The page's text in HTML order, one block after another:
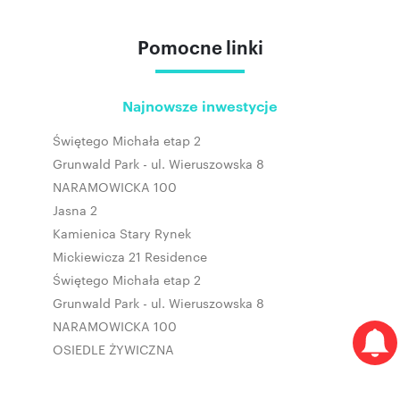
Pomocne linki
Najnowsze inwestycje
Świętego Michała etap 2
Grunwald Park - ul. Wieruszowska 8
NARAMOWICKA 100
Jasna 2
Kamienica Stary Rynek
Mickiewicza 21 Residence
Świętego Michała etap 2
Grunwald Park - ul. Wieruszowska 8
NARAMOWICKA 100
OSIEDLE ŻYWICZNA